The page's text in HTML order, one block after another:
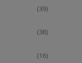
(39)
(38)
(16)